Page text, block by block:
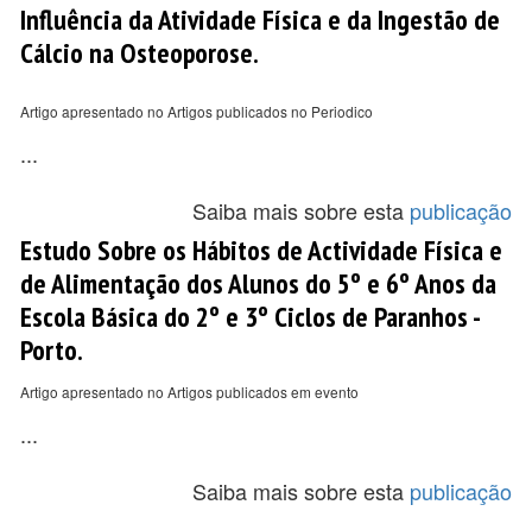
Influência da Atividade Física e da Ingestão de
Cálcio na Osteoporose.
Artigo apresentado no Artigos publicados no Periodico
...
Saiba mais sobre esta publicação
Estudo Sobre os Hábitos de Actividade Física e
de Alimentação dos Alunos do 5º e 6º Anos da
Escola Básica do 2º e 3º Ciclos de Paranhos -
Porto.
Artigo apresentado no Artigos publicados em evento
...
Saiba mais sobre esta publicação